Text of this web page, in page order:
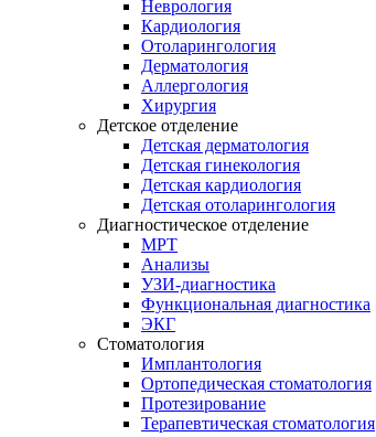
Неврология
Кардиология
Отоларингология
Дерматология
Аллергология
Хирургия
Детское отделение
Детская дерматология
Детская гинекология
Детская кардиология
Детская отоларингология
Диагностическое отделение
МРТ
Анализы
УЗИ-диагностика
Функциональная диагностика
ЭКГ
Стоматология
Имплантология
Ортопедическая стоматология
Протезирование
Терапевтическая стоматология